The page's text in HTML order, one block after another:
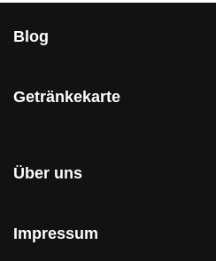
Blog
Getränkekarte
Über uns
Impressum